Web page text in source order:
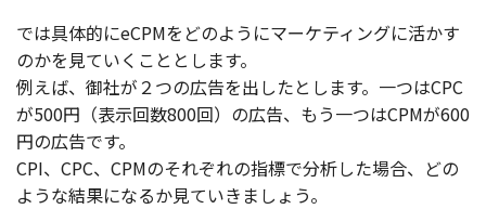
では具体的にeCPMをどのようにマーケティングに活かす
のかを見ていくこととします。
例えば、御社が２つの広告を出したとします。一つはCPC
が500円（表示回数800回）の広告、もう一つはCPMが600
円の広告です。
CPI、CPC、CPMのそれぞれの指標で分析した場合、どの
ような結果になるか見ていきましょう。